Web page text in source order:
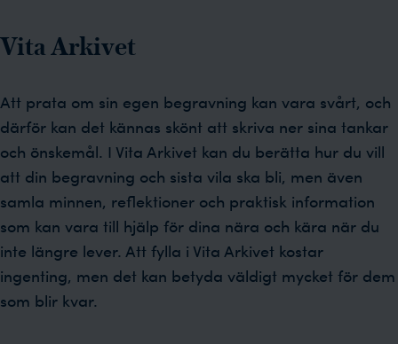
Vita Arkivet
Att prata om sin egen begravning kan vara svårt, och
därför kan det kännas skönt att skriva ner sina tankar
och önskemål. I Vita Arkivet kan du berätta hur du vill
att din begravning och sista vila ska bli, men även
samla minnen, reflektioner och praktisk information
som kan vara till hjälp för dina nära och kära när du
inte längre lever. Att fylla i Vita Arkivet kostar
ingenting, men det kan betyda väldigt mycket för dem
som blir kvar.